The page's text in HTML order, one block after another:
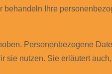
Ihre
Personenbezogene
nutzen. Sie erläutert